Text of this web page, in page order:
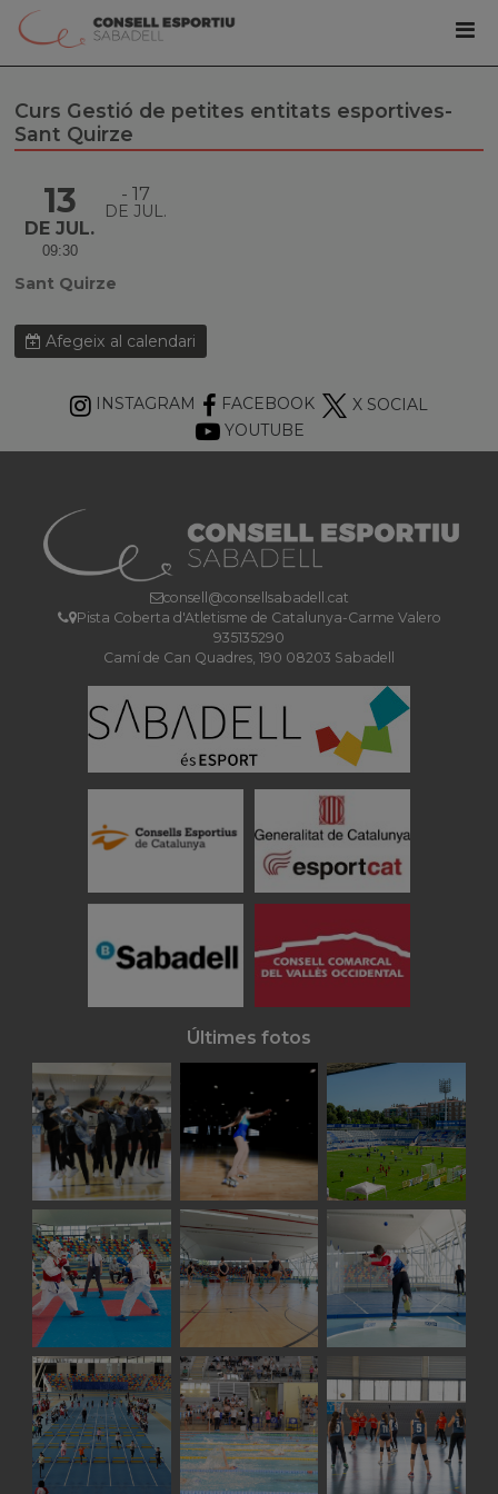
Curs Gestió de petites entitats esportives-
Sant Quirze
13
DE JUL.
09:30
17
DE JUL.
Sant Quirze
Afegeix al calendari
INSTAGRAM FACEBOOK
X SOCIAL
YOUTUBE
consell@consellsabadell.cat
Pista Coberta d'Atletisme de Catalunya-Carme Valero
935135290
Camí de Can Quadres, 190 08203 Sabadell
Últimes fotos